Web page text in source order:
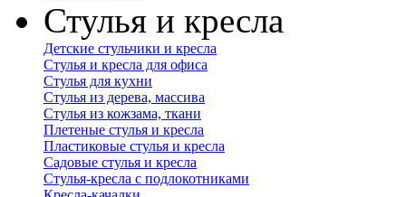
Стулья и кресла
Детские стульчики и кресла
Стулья и кресла для офиса
Стулья для кухни
Стулья из дерева, массива
Стулья из кожзама, ткани
Плетеные стулья и кресла
Пластиковые стулья и кресла
Садовые стулья и кресла
Стулья-кресла с подлокотниками